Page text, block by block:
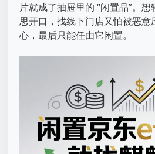
片就成了抽屉里的 “闲置品”。
思开口，找线下门店又怕被恶意
心，最后只能任由它闲置。